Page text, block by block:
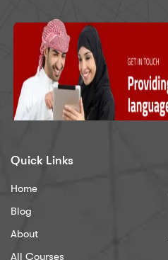
Quick Links
Home
Blog
About
All Courses